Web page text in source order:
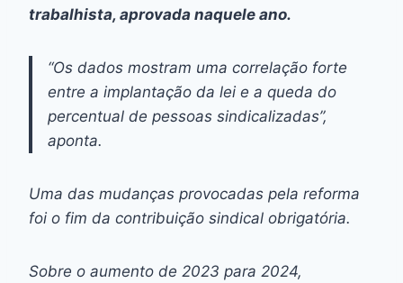
trabalhista, aprovada naquele ano.
“Os dados mostram uma correlação forte
entre a implantação da lei e a queda do
percentual de pessoas sindicalizadas”,
aponta.
Uma das mudanças provocadas pela reforma
foi o fim da contribuição sindical obrigatória.
Sobre o aumento de 2023 para 2024,